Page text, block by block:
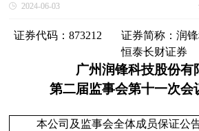
2024-06-03
证券代码： 873212 证券简称： 润
恒泰长财证券
广州润锋科技股份有
第二届监事会第十一次会
本公司及监事会全体成员保证公